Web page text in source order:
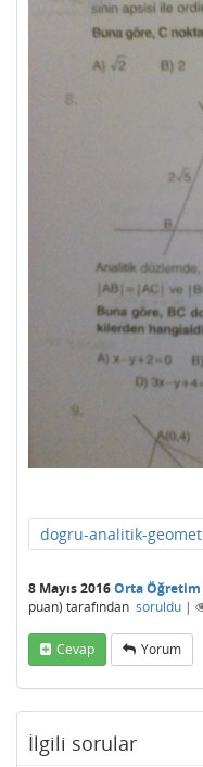
dogru-analitik-
8 Mayıs 2016Orta
puan) tarafından soruldu |
Cevap Yorum
İlgili sorular